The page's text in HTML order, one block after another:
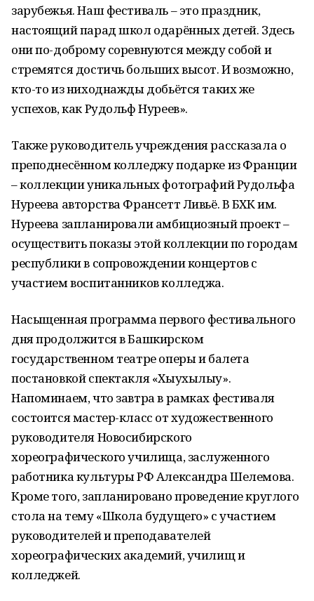
зарубежья. Наш фестиваль – это праздник,
настоящий парад школ одарённых детей. Здесь
они по-доброму соревнуются между собой и
стремятся достичь больших высот. И возможно,
кто-то из ниходнажды добьётся таких же
успехов, как Рудольф Нуреев».
Также руководитель учреждения рассказала о
преподнесённом колледжу подарке из Франции
– коллекции уникальных фотографий Рудольфа
Нуреева авторства Франсетт Ливьё. В БХК им.
Нуреева запланировали амбициозный проект –
осуществить показы этой коллекции по городам
республики в сопровождении концертов с
участием воспитанников колледжа.
Насыщенная программа первого фестивального
дня продолжится в Башкирском
государственном театре оперы и балета
постановкой спектакля «Хыухылыу».
Напоминаем, что завтра в рамках фестиваля
состоится мастер-класс от художественного
руководителя Новосибирского
хореографического училища, заслуженного
работника культуры РФ Александра Шелемова.
Кроме того, запланировано проведение круглого
стола на тему «Школа будущего» с участием
руководителей и преподавателей
хореографических академий, училищ и
колледжей.